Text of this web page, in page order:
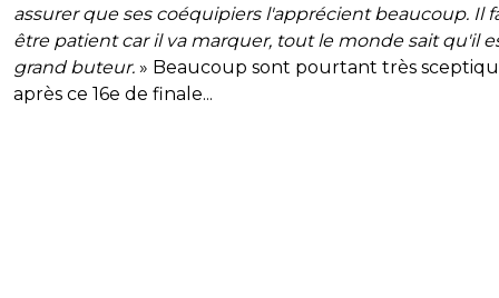
assurer que ses coéquipiers l'apprécient beaucoup. Il
être patient car il va marquer, tout le monde sait qu'il
grand buteur. » Beaucoup sont pourtant très
après ce 16e de finale...